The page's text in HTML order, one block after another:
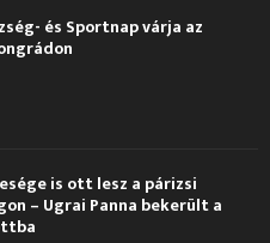
és Sportnap várja az
is ott lesz a párizsi
– Ugrai Panna bekerült a